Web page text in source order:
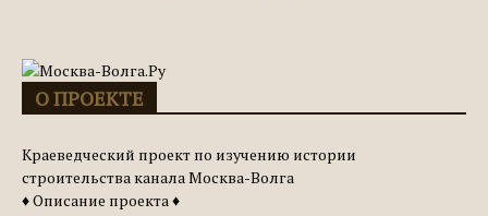
О ПРОЕКТЕ
Краеведческий проект по изучению истории
строительства канала Москва-Волга
♦ Описание проекта ♦